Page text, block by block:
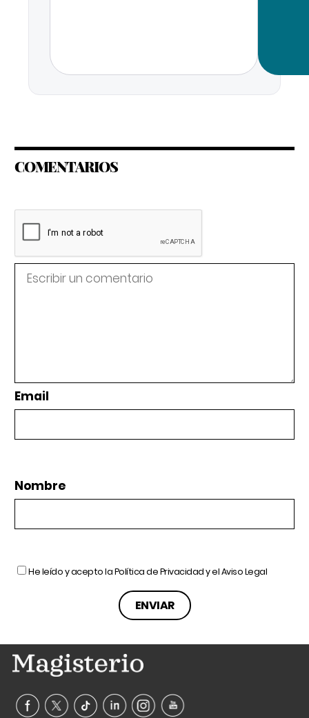
COMENTARIOS
Email
Nombre
He leído y acepto laPolítica de Privacidady elAviso Legal